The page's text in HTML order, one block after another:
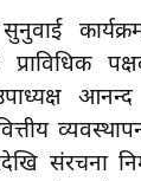
संरचना